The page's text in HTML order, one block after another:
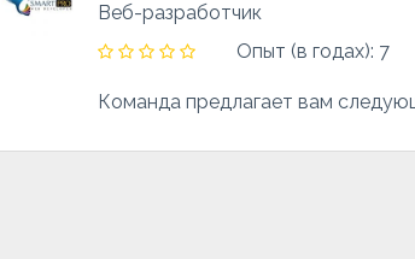
Веб-разработчик
Опыт (в годах): 7